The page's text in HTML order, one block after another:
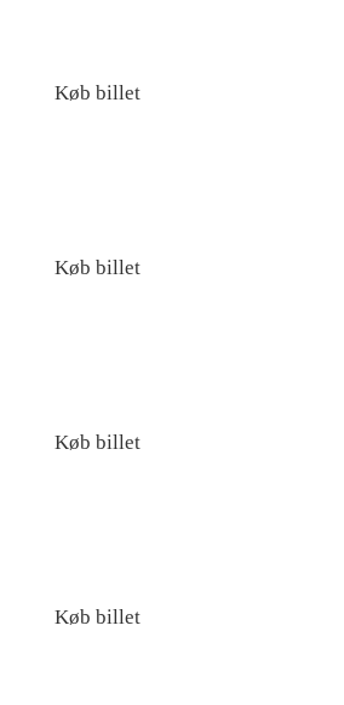
Køb billet
Køb billet
Køb billet
Køb billet